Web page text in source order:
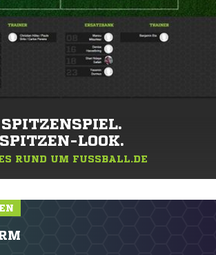
SPITZENSPIEL.
SPITZEN-LOOK.
RUND UM FUSSBALL.DE